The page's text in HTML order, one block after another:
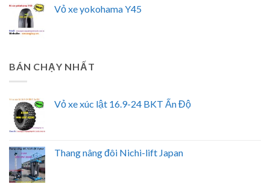
Vỏ xe yokohama Y45
BÁN CHẠY NHẤT
Vỏ xe xúc lật 16.9-24 BKT Ấn Độ
Thang nâng đôi Nichi-lift Japan